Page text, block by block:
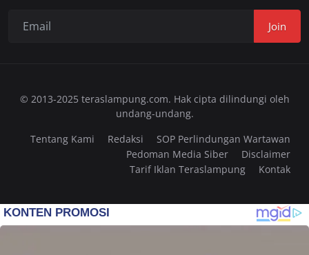
Join
© 2013-2025 teraslampung.com. Hak cipta dilindungi oleh
undang-undang.
Tentang Kami
Redaksi
SOP Perlindungan Wartawan
Pedoman Media Siber
Disclaimer
Tarif Iklan Teraslampung
Kontak